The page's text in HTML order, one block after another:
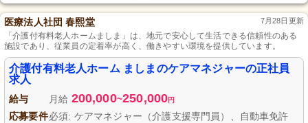
医療法人社団 春熙堂 7月28日更新
「介護付有料老人ホームましま」は、地元で安心して生活できる信頼性のある
施設であり、従業員の定着率が高く、働きやすい環境を提供しています。
介護付有料老人ホーム ましまのケアマネジャーの正社員
求人
給与 月給 200,000~250,000円
応募要件必須: ケアマネジャー（介護支援専門員）、自動車免許